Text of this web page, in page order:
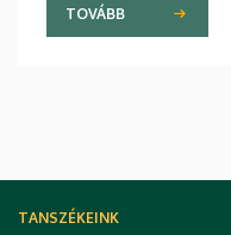
hagyományainak, a
normáinak
TOVÁBB
TANSZÉKEINK